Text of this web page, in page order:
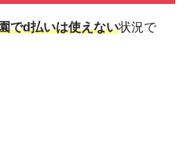
でd払いは使えない状況で